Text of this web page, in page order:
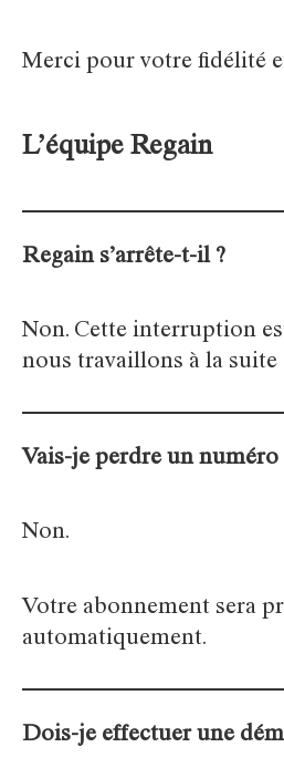
Merci pour votre fidélité
L’équipe Regain
Regain s’arrête-t-il ?
Non. Cette interruption
nous travaillons à la suite
Vais-je perdre un numéro
Non.
Votre abonnement sera
automatiquement.
Dois-je effectuer une